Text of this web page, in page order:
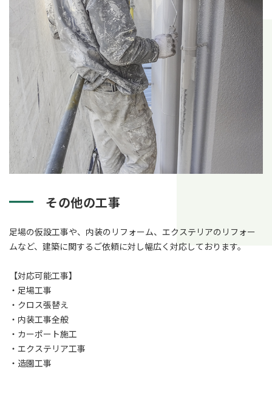
その他の工事
足場の仮設工事や、内装のリフォーム、エクステリアのリフォー
ムなど、建築に関するご依頼に対し幅広く対応しております。
【対応可能工事】
・足場工事
・クロス張替え
・内装工事全般
・カーポート施工
・エクステリア工事
・造園工事